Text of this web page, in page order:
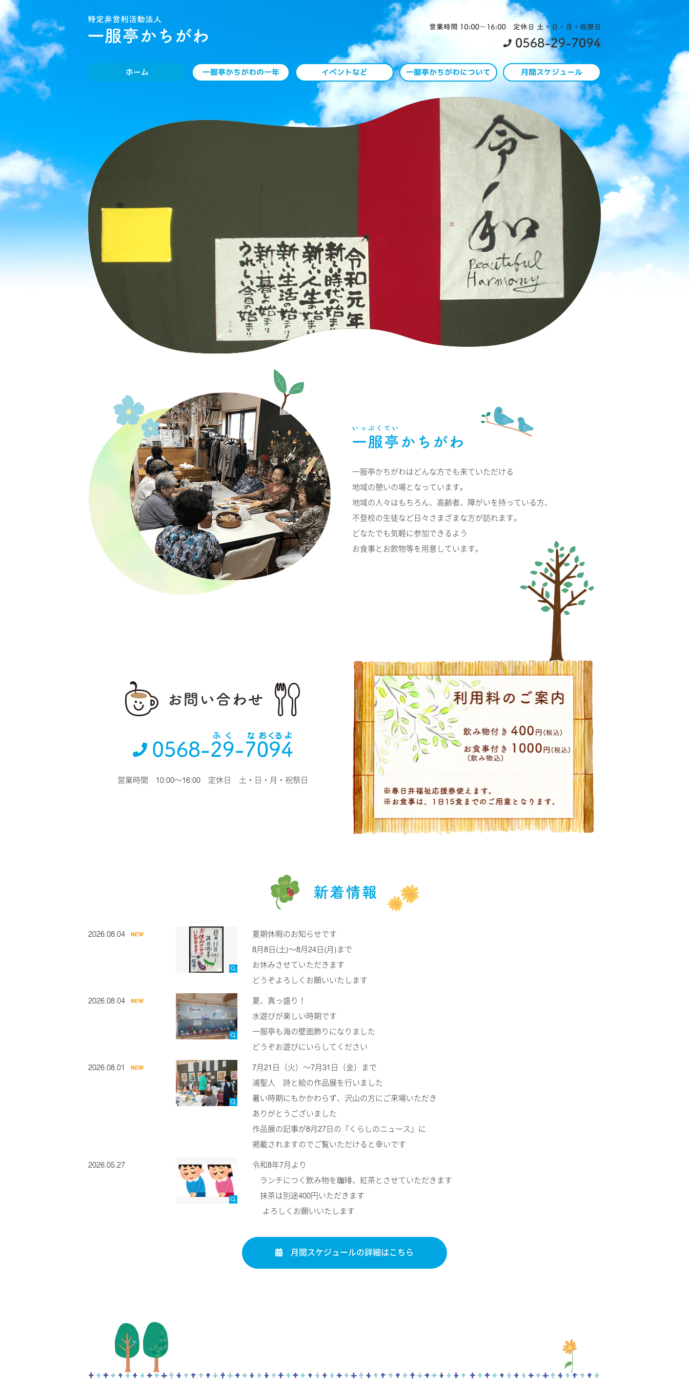
ホーム 一服亭かちがわの一年 イベントなど 一服亭かちがわについて 月間スケジュール
一服亭かちがわはどんな方でも来ていただける
地域の憩いの場となっています。
地域の人々はもちろん、高齢者、障がいを持っている方、
不登校の生徒など日々さまざまな方が訪れます。
どなたでも気軽に参加できるよう
お食事とお飲物等を用意しています。
営業時間 10:00～16:00 定休日 土・日・月・祝祭日
2026.08.04 NEW
夏期休暇のお知らせです
8月8日(土)～8月24日(月)まで
お休みさせていただきます
どうぞよろしくお願いいたします
2026.08.04 NEW
夏、真っ盛り！
水遊びが楽しい時期です
一服亭も海の壁面飾りになりました
どうぞお遊びにいらしてください
2026.08.01 NEW
7月21日（火）～7月31日（金）まで
浦聖人 詩と絵の作品展を行いました
暑い時期にもかかわらず、沢山の方にご来場いただき
ありがとうございました
作品展の記事が8月27日の『くらしのニュース』に
掲載されますのでご覧いただけると幸いです
2026.05.27
令和8年7月より
ランチにつく飲み物を珈琲、紅茶とさせていただきます
抹茶は別途400円いただきます
よろしくお願いいたします
月間スケジュールの詳細はこちら